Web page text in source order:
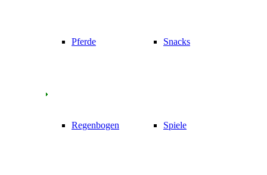
Pferde
Regenbogen
Snacks
Spiele